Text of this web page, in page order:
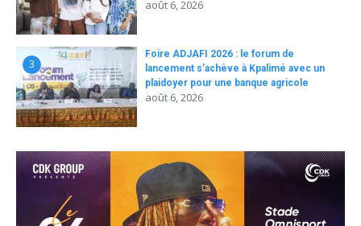
août 6, 2026
3
Foire ADJAFI 2026 : le forum de
lancement s’achève à Kpalimé avec un
plaidoyer pour une banque agricole
août 6, 2026